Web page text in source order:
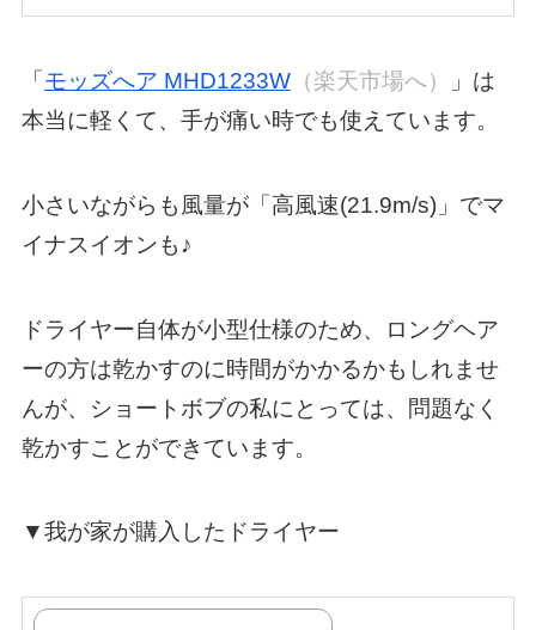
「 モッズへア MHD1233W（楽天市場へ）
」は
本当に軽くて、手が痛い時でも使えています。
小さいながらも風量が「高風速(21.9m/s)」でマ
イナスイオンも♪
ドライヤー自体が小型仕様のため、ロングヘア
ーの方は乾かすのに時間がかかるかもしれませ
んが、ショートボブの私にとっては、問題なく
乾かすことができています。
▼我が家が購入したドライヤー